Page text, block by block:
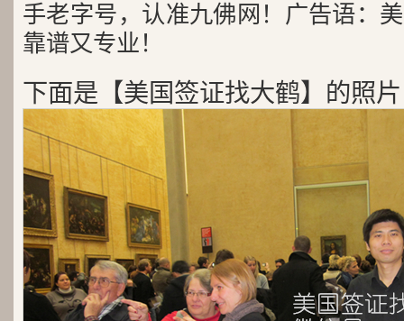
手老字号，认准九佛网！广告语：
靠谱又专业！
下面是【美国签证找大鹤】的照片